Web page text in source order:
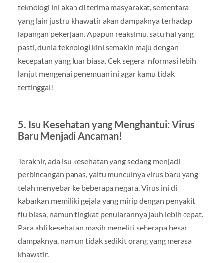
teknologi ini akan di terima masyarakat, sementara
yang lain justru khawatir akan dampaknya terhadap
lapangan pekerjaan. Apapun reaksimu, satu hal yang
pasti, dunia teknologi kini semakin maju dengan
kecepatan yang luar biasa. Cek segera informasi lebih
lanjut mengenai penemuan ini agar kamu tidak
tertinggal!
5. Isu Kesehatan yang Menghantui: Virus
Baru Menjadi Ancaman!
Terakhir, ada isu kesehatan yang sedang menjadi
perbincangan panas, yaitu munculnya virus baru yang
telah menyebar ke beberapa negara. Virus ini di
kabarkan memiliki gejala yang mirip dengan penyakit
flu biasa, namun tingkat penularannya jauh lebih cepat.
Para ahli kesehatan masih meneliti seberapa besar
dampaknya, namun tidak sedikit orang yang merasa
khawatir.